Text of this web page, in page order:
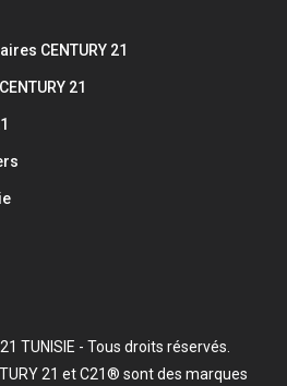
CENTURY 21
21
TUNISIE - Tous droits réservés.
21 et C21® sont des marques